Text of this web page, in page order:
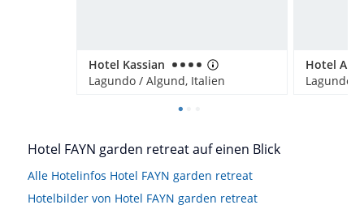
Hotel Kassian
Lagundo / Algund, Italien
Hotel Am
Lagundo
Hotel FAYN garden retreat auf einen Blick
Alle Hotelinfos Hotel FAYN garden retreat
Hotelbilder von Hotel FAYN garden retreat